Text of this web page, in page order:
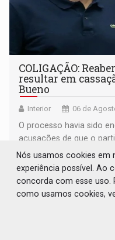
COLIGAÇÃO:
resultar em
Bueno
Interior 06 de
O processo havia sido
acusações de que o
isoladamente
Nós usamos cookies
experiência possível. Ao
concorda com esse uso.
como usamos cookies,